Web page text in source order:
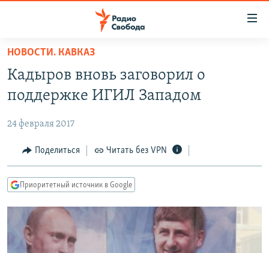
упрощенного
доступа
основному
Вернутся
главной
навигации
Вернутся
поиску
ПОДКАСТЫ
АВТОРСКИЕ ПРОЕКТЫ
ЦИТАТЫ СВОБОДЫ
МНЕНИЯ
IDEL.РЕАЛИИ
КАВКАЗ.РЕАЛИИ
СЕВЕР.РЕАЛИИ
НОВОСТИ. КАВКАЗ
Кадыров вновь заговорил о
поддержке ИГИЛ Западом
24 февраля 2017
Поделиться Читать без VPN
Приоритетный источник в Google